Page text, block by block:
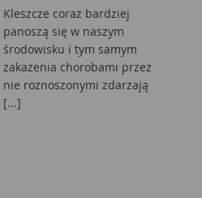
Kleszcze coraz bardziej
panoszą się w naszym
środowisku i tym samym
zakażenia chorobami przez
nie roznoszonymi zdarzają
[...]